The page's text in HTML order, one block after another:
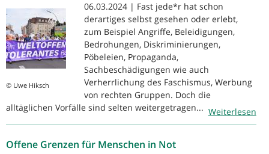
© Uwe Hiksch
06.03.2024 | Fast jede*r hat schon
derartiges selbst gesehen oder erlebt,
zum Beispiel Angriffe, Beleidigungen,
Bedrohungen, Diskriminierungen,
Pöbeleien, Propaganda,
Sachbeschädigungen wie auch
Verherrlichung des Faschismus, Werbung
von rechten Gruppen. Doch die
alltäglichen Vorfälle sind selten weitergetragen... Weiterlesen
Offene Grenzen für Menschen in Not